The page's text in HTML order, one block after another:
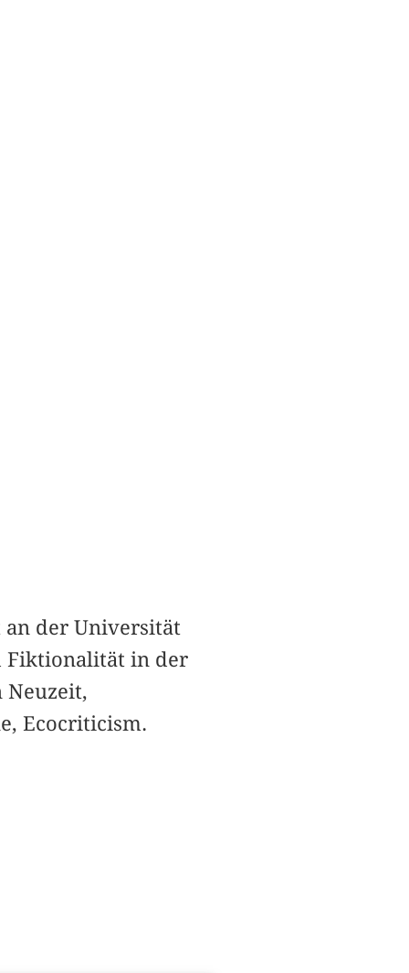
an der Universität
Fiktionalität in der
Ecocriticism.